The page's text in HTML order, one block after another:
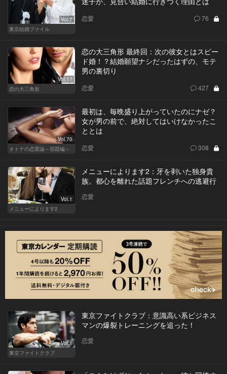
Vol.7
東京結婚ファイル
恋愛 76
Vol.17
恋の大三角形
恋の大三角形 最終回：次の彼女とはスピー
ド婚！？結婚願望ナシだったはずの、モテ
男の裏切り
恋愛 427
Vol.70
オトナの恋愛論～宿題編～
最初は、毎晩盛り上がっていたのにナゼ？
女が男の前で、絶対してはいけなかったこ
ととは
恋愛 308
Vol.1
メニューによります2
メニューによります2：牙を剥いた独身貴
族。都心を離れた話題フレンチへの逃避行
恋愛
Vol.1
東京ファイトクラブ
東京ファイトクラブ：意識高い系ビジネス
マンの爆裂トレーニングを追った！
恋愛